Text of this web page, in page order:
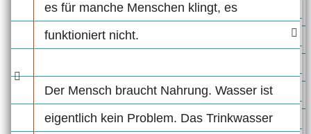
es für manche Menschen klingt, es
funktioniert nicht.
Der Mensch braucht Nahrung. Wasser ist
eigentlich kein Problem. Das Trinkwasser